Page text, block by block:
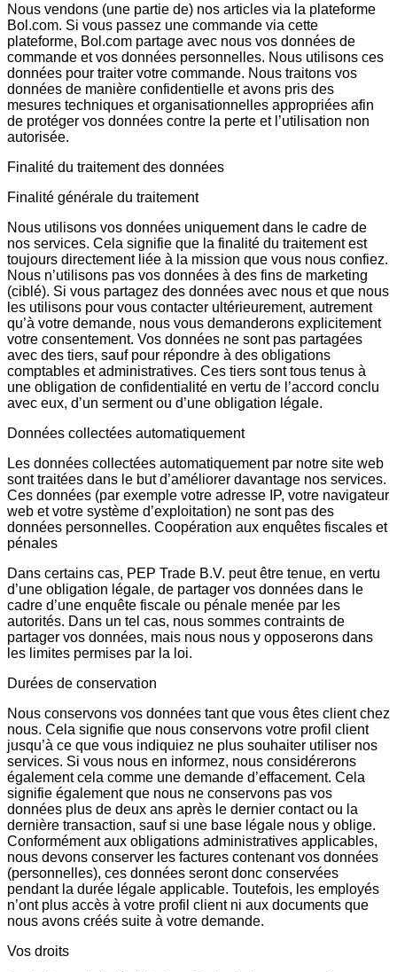
Nous vendons (une partie de) nos articles via la plateforme
Bol.com. Si vous passez une commande via cette
plateforme, Bol.com partage avec nous vos données de
commande et vos données personnelles. Nous utilisons ces
données pour traiter votre commande. Nous traitons vos
données de manière confidentielle et avons pris des
mesures techniques et organisationnelles appropriées afin
de protéger vos données contre la perte et l’utilisation non
autorisée.
Finalité du traitement des données
Finalité générale du traitement
Nous utilisons vos données uniquement dans le cadre de
nos services. Cela signifie que la finalité du traitement est
toujours directement liée à la mission que vous nous confiez.
Nous n’utilisons pas vos données à des fins de marketing
(ciblé). Si vous partagez des données avec nous et que nous
les utilisons pour vous contacter ultérieurement, autrement
qu’à votre demande, nous vous demanderons explicitement
votre consentement. Vos données ne sont pas partagées
avec des tiers, sauf pour répondre à des obligations
comptables et administratives. Ces tiers sont tous tenus à
une obligation de confidentialité en vertu de l’accord conclu
avec eux, d’un serment ou d’une obligation légale.
Données collectées automatiquement
Les données collectées automatiquement par notre site web
sont traitées dans le but d’améliorer davantage nos services.
Ces données (par exemple votre adresse IP, votre navigateur
web et votre système d’exploitation) ne sont pas des
données personnelles. Coopération aux enquêtes fiscales et
pénales
Dans certains cas, PEP Trade B.V. peut être tenue, en vertu
d’une obligation légale, de partager vos données dans le
cadre d’une enquête fiscale ou pénale menée par les
autorités. Dans un tel cas, nous sommes contraints de
partager vos données, mais nous nous y opposerons dans
les limites permises par la loi.
Durées de conservation
Nous conservons vos données tant que vous êtes client chez
nous. Cela signifie que nous conservons votre profil client
jusqu’à ce que vous indiquiez ne plus souhaiter utiliser nos
services. Si vous nous en informez, nous considérerons
également cela comme une demande d’effacement. Cela
signifie également que nous ne conservons pas vos
données plus de deux ans après le dernier contact ou la
dernière transaction, sauf si une base légale nous y oblige.
Conformément aux obligations administratives applicables,
nous devons conserver les factures contenant vos données
(personnelles), ces données seront donc conservées
pendant la durée légale applicable. Toutefois, les employés
n’ont plus accès à votre profil client ni aux documents que
nous avons créés suite à votre demande.
Vos droits